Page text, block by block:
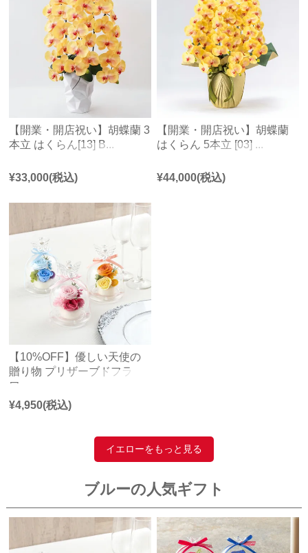
【開業・開店祝い】胡蝶蘭 3
本立 はくらん[13] B...
¥33,000(税込)
【開業・開店祝い】胡蝶蘭
はくらん 5本立 [03] ...
¥44,000(税込)
【10%OFF】優しい天使の
贈り物 プリザーブドフラ
ワ...
¥4,950(税込)
イエローをもっと見る
ブルーの人気ギフト